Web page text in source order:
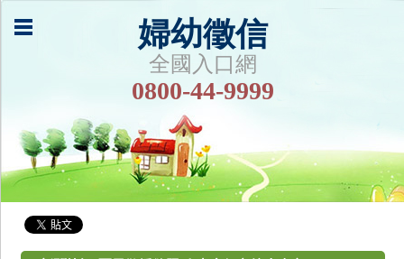
婦幼徵信
全國入口網
0800-44-9999